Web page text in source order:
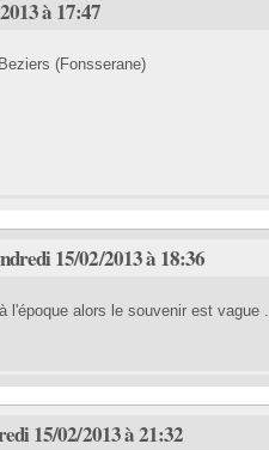
à 17:47
(Fonsserane)
15/02/2013 à 18:36
l'époque alors le souvenir est vague .
15/02/2013 à 21:32